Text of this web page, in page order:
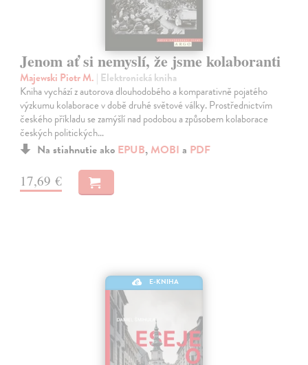
Jenom ať si nemyslí, že jsme kolaboranti
Majewski Piotr M. | Elektronická kniha
Kniha vychází z autorova dlouhodobého a komparativně pojatého
výzkumu kolaborace v době druhé světové války. Prostřednictvím
českého příkladu se zamýšlí nad podobou a způsobem kolaborace
českých politických…
Na stiahnutie ako EPUB, MOBI a PDF
17,69 €
E-KNIHA